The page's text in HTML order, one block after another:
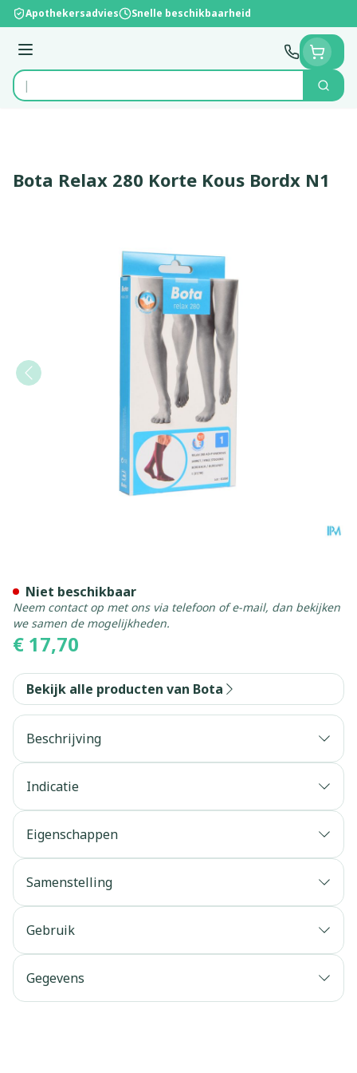
Ga naar de inhoud
Apothekersadvies Snelle beschikbaarheid
Menu
Product, merk, categorie...
Zoek
Bota Relax 280 Korte Kous Bordx N1
€ 17,70
Niet beschikbaar
Neem contact op met ons via telefoon of e-mail, dan bekijken
we samen de mogelijkheden.
Bekijk alle producten van Bota
Beschrijving
Indicatie
Eigenschappen
Samenstelling
Gebruik
Gegevens